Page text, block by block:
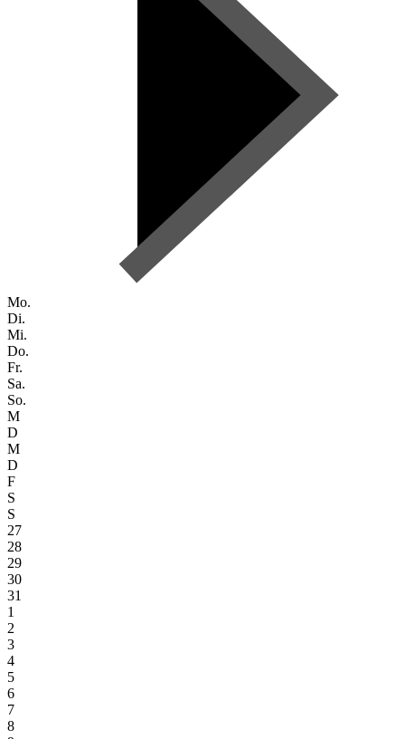
Mo.
Di.
Mi.
Do.
Fr.
Sa.
So.
M
D
M
D
F
S
S
27
28
29
30
31
1
2
3
4
5
6
7
8